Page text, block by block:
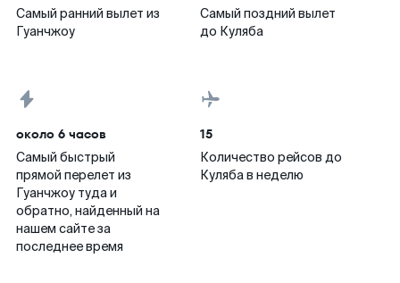
Самый ранний вылет из
Гуанчжоу
Самый поздний вылет
до Куляба
около 6 часов
Самый быстрый
прямой перелет из
Гуанчжоу туда и
обратно, найденный на
нашем сайте за
последнее время
15
Количество рейсов до
Куляба в неделю